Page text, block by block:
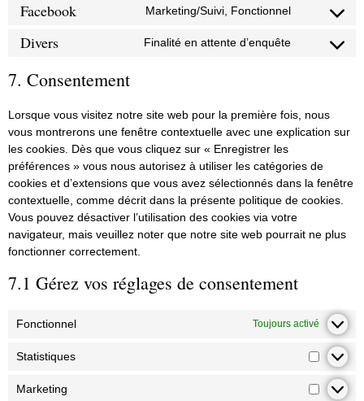
Facebook Marketing/Suivi, Fonctionnel
Divers Finalité en attente d’enquête
7. Consentement
Lorsque vous visitez notre site web pour la première fois, nous
vous montrerons une fenêtre contextuelle avec une explication sur
les cookies. Dès que vous cliquez sur « Enregistrer les
préférences » vous nous autorisez à utiliser les catégories de
cookies et d’extensions que vous avez sélectionnés dans la fenêtre
contextuelle, comme décrit dans la présente politique de cookies.
Vous pouvez désactiver l’utilisation des cookies via votre
navigateur, mais veuillez noter que notre site web pourrait ne plus
fonctionner correctement.
7.1 Gérez vos réglages de consentement
Fonctionnel Toujours activé
Statistiques
Marketing